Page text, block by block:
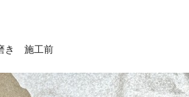
き 施工前